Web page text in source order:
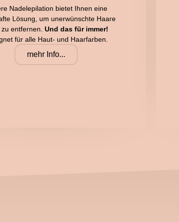
Nadelepilation bietet Ihnen eine
Lösung, um unerwünschte Haare
entfernen. Und das für immer!
für alle Haut- und Haarfarben.
mehr Info...